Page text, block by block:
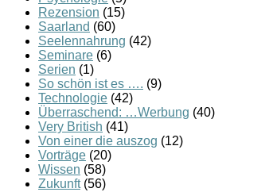
Rezension (15)
Saarland (60)
Seelennahrung (42)
Seminare (6)
Serien (1)
So schön ist es …. (9)
Technologie (42)
Überraschend: …Werbung (40)
Very British (41)
Von einer die auszog (12)
Vorträge (20)
Wissen (58)
Zukunft(56)